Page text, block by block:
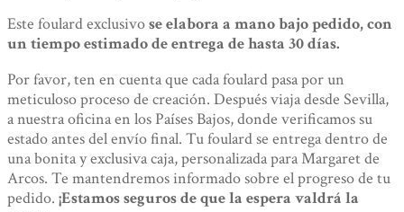
Este foulard exclusivose elabora a mano bajo pedido, con
un tiempo estimado de entrega de hasta 30 días.
Por favor, ten en cuenta que cada foulard pasa por un
meticuloso proceso de creación. Después viaja desde Sevilla,
a nuestra oficina en los Países Bajos, donde verificamos su
estado antes del envío final. Tu foulard se entrega dentro de
una bonita y exclusiva caja, personalizada para Margaret de
Arcos. Te mantendremos informado sobre el progreso de tu
pedido. ¡Estamos seguros de que la espera valdrá la